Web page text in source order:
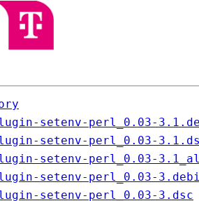
setenv-perl_0.03-
setenv-perl_0.03-
setenv-perl_0.03-
setenv-perl_0.03-
setenv-perl_0.03-3.dsc